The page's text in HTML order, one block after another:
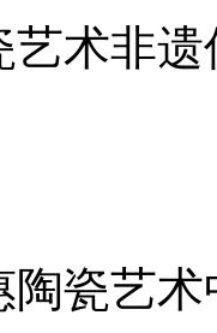
艺术非遗
瓷艺